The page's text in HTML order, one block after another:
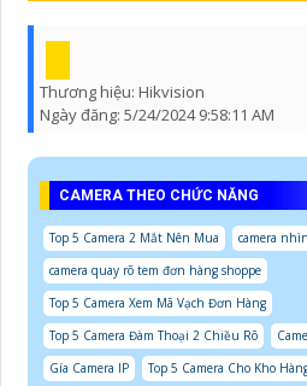
Thương hiệu: Hikvision
Ngày đăng: 5/24/2024 9:58:11 AM
CAMERA THEO CHỨC NĂNG
Top 5 Camera 2 Mắt Nên Mua
camera
camera quay rõ tem đơn hàng shoppe
Top 5 Camera Xem Mã Vạch Đơn Hàng
Top 5 Camera Đàm Thoại 2 Chiều Rõ
Gía Camera IP
Top 5 Camera Cho Kho